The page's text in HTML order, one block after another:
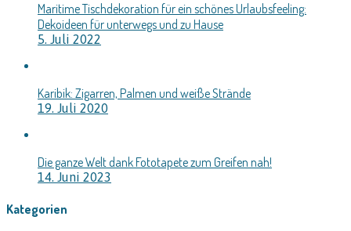
Maritime Tischdekoration für ein schönes Urlaubsfeeling:
Dekoideen für unterwegs und zu Hause
5. Juli 2022
Karibik: Zigarren, Palmen und weiße Strände
19. Juli 2020
Die ganze Welt dank Fototapete zum Greifen nah!
14. Juni 2023
Kategorien